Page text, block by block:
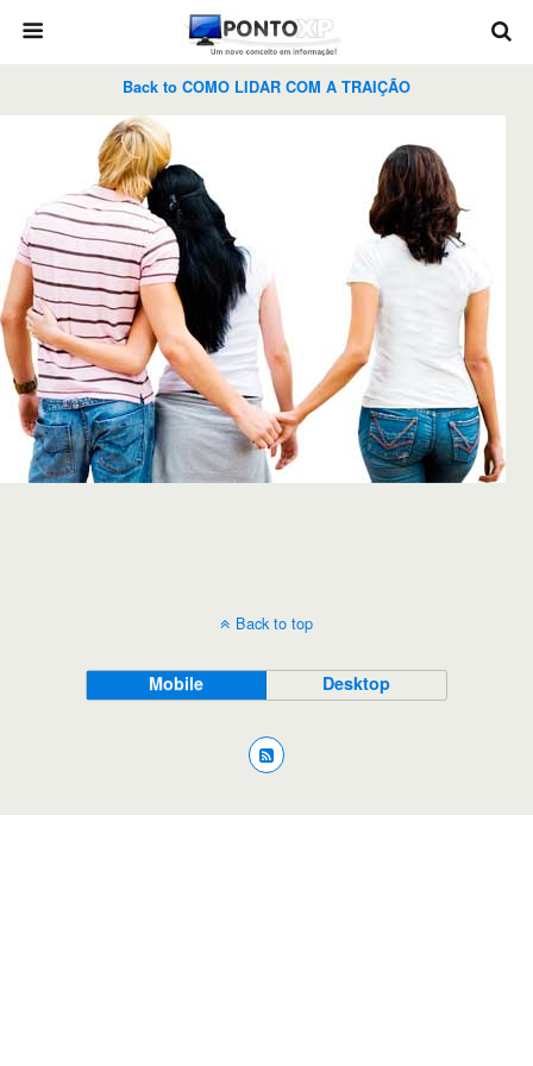
Back to COMO LIDAR COM A TRAIÇÃO
Back to top
Mobile Desktop